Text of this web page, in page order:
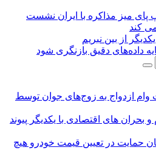
بیش از ۸ همت وام ازدواج به زوج‌های جوان توسط
های اقتصادی با یکدیگر پیوند
حمایت در تعیین قیمت خودرو هیچ